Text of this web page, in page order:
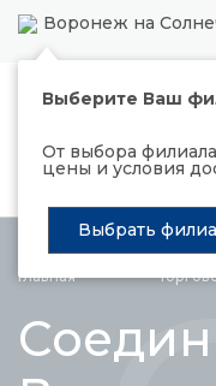
Воронеж на
Выберите Ваш
От выбора
цены и условия
Выбрать
Распродажа
Главная